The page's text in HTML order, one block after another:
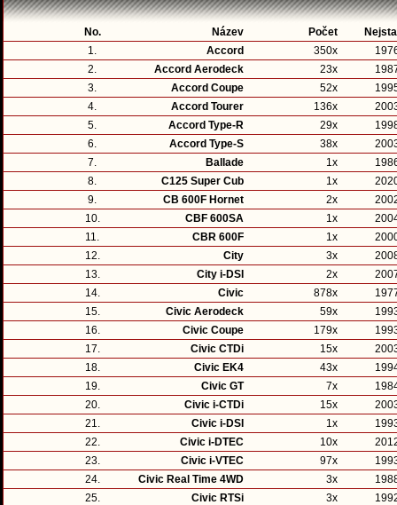
No. Název Počet
1.
Accord 350x
2.
Accord Aerodeck 23x
3.
Accord Coupe 52x
4.
Accord Tourer 136x
5.
Accord Type-R 29x
6.
Accord Type-S 38x
7.
Ballade 1x
8.
C125 Super Cub 1x
9.
CB 600F Hornet 2x
10.
CBF 600SA 1x
11.
CBR 600F 1x
12.
City 3x
13.
City i-DSI 2x
14.
Civic 878x
15.
Civic Aerodeck 59x
16.
Civic Coupe 179x
17.
Civic CTDi 15x
18.
Civic EK4 43x
19.
Civic GT 7x
20.
Civic i-CTDi 15x
21.
Civic i-DSI 1x
22.
Civic i-DTEC 10x
23.
Civic i-VTEC 97x
24.
Civic Real Time 4WD 3x
25.
Civic RTSi 3x